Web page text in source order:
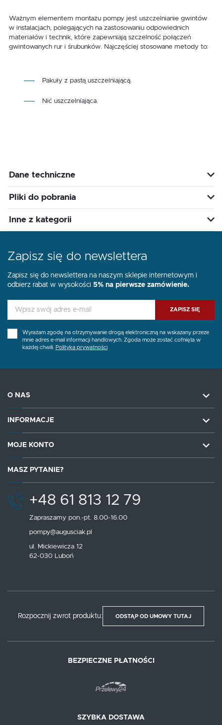
Ważnym elementem montażu pompy jest uszczelnianie gwintów
w instalacjach, polegających na zastosowaniu odpowiednich
materiałów i technik, które zapewniają szczelność połączeń
gwintowanych rur i śrubunków. Najczęściej stosowane metody to:
Pakuły z pastą uszczelniającą.
Nić uszczelniająca.
Dane techniczne
Pliki do pobrania
Inne z kategorii
Zapisz się do newslettera
Zapisz się do newslettera na naszym sklepie internetowym i
odbierz rabat w wysokości 5% na pierwsze zamówienie.
ZAPISZ SIĘ
Wyrażam zgodę na otrzymywanie drogą elektroniczną na wskazany przeze
mnie adres e-mail informacji handlowych. Zgoda może zostać cofnięta w
każdej chwili. Polityka prywatności
O NAS
INFORMACJE
MOJE KONTO
MASZ PYTANIE?
+48 61 813 12 79
Zapraszamy pon.-pt. 8.00-16.00
pompy@augusciak.pl
ul. Mickiewicza 12
62-030 Luboń
Rozpocznij zwrot produktu: ODSTĄP OD UMOWY TUTAJ
BEZPIECZNE PŁATNOŚCI
SZYBKA DOSTAWA